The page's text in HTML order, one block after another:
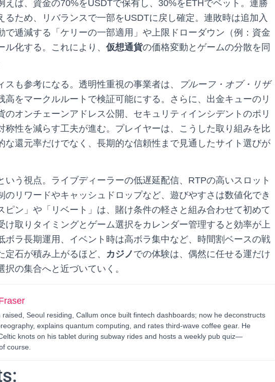
えば、資金の70%をUSDTで保有し、30%をETHでベット。連勝
るため、リバランスで一部をUSDTに戻し確定。連敗時は追加入
で逓減する「ケリーの一部適用」や上限ドローダウン（例：資金
化する。これにより、 仮想通貨の価格変動とゲームの分散を同
も参考になる。透明性重視の事業者は、
プルーフ・オブ・リザ
高をマークルルートで検証可能にする。さらに、出金キューのリ
のオンチェーンアドレス公開、セキュリティインシデントのポリ
称性を減らす工夫が進む。プレイヤーは、こうした取り組みを比
な還元率だけでなく、長期的な信頼性まで見通したサイト選びが
いう視点。ライブディーラーの低遅延配信、RTPの高いスロット
のリワードやキャッシュドロップなど、遊びやすさは数値化でき
ピン」や「リベート」は、賭け条件の軽さと組み合わせて初めて
け取りタイミングとゲーム選択をカレンダー管理すると効率が上
ボラ長期運用、イベント時は高ボラ集中など、時間割ベースの戦
石が積み上がるほど、
カジノ での体験は、偶然に任せる運だけ
の集合へと近づいていく。
raised, Seoul residing, Callum once built fintech dashboards; now he deconstructs
explains quantum computing, and rates third-wave coffee gear. He
knots on his tablet during subway rides and hosts a weekly pub quiz—
course.